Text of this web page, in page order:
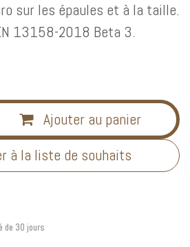
sur les épaules et à la taille.
13158-2018 Beta 3.
Ajouter au panier
à la liste de souhaits
de 30 jours